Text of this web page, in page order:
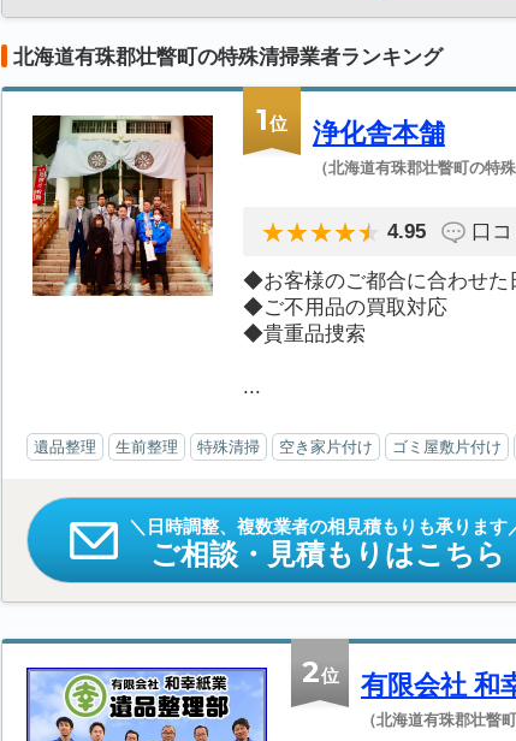
北海道有珠郡壮瞥町の特殊清掃業者ランキング
1位 浄化舎本舗
（北海道有珠郡壮瞥町の特殊
4.95 口コ
◆お客様のご都合に合わせた
◆ご不用品の買取対応
◆貴重品捜索
...
遺品整理 生前整理 特殊清掃 空き家片付け ゴミ屋敷片付け
日時調整、複数業者の相見積もりも承ります
ご相談・見積もりはこちら
2位 有限会社 和
（北海道有珠郡壮瞥